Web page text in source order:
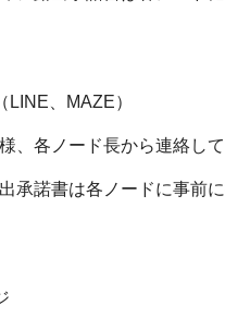
LINE、MAZE）
、各ノード長から連絡し
承諾書は各ノードに事前